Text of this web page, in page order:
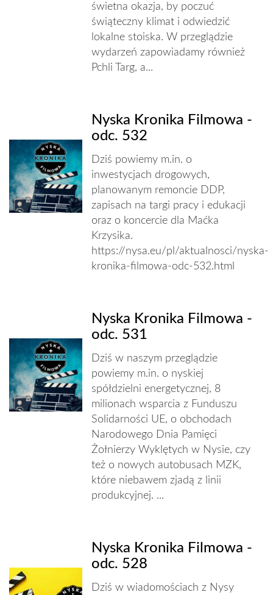
świetna okazja, by poczuć
świąteczny klimat i odwiedzić
lokalne stoiska. W przeglądzie
wydarzeń zapowiadamy również
Pchli Targ, a...
Nyska Kronika Filmowa -
odc. 532
Dziś powiemy m.in. o
inwestycjach drogowych,
planowanym remoncie DDP,
zapisach na targi pracy i edukacji
oraz o koncercie dla Maćka
Krzysika.
https://nysa.eu/pl/aktualnosci/nyska-
kronika-filmowa-odc-532.html
Nyska Kronika Filmowa -
odc. 531
Dziś w naszym przeglądzie
powiemy m.in. o nyskiej
spółdzielni energetycznej, 8
milionach wsparcia z Funduszu
Solidarności UE, o obchodach
Narodowego Dnia Pamięci
Żołnierzy Wyklętych w Nysie, czy
też o nowych autobusach MZK,
które niebawem zjadą z linii
produkcyjnej. ...
Nyska Kronika Filmowa -
odc. 528
Dziś w wiadomościach z Nysy